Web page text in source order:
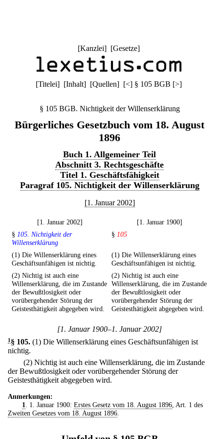
[Kanzlei] [Gesetze]
[Titelei] [Inhalt] [Quellen] [<] § 105 BGB [>]
§ 105 BGB. Nichtigkeit der Willenserklärung
Bürgerliches Gesetzbuch vom 18. August
1896
Buch 1. Allgemeiner Teil
Abschnitt 3. Rechtsgeschäfte
Titel 1. Geschäftsfähigkeit
Paragraf 105. Nichtigkeit der Willenserklärung
[1. Januar 2002]
[1. Januar 2002]
[1. Januar 1900]
§ 105. Nichtigkeit der
Willenserklärung
§ 105
(1) Die Willenserklärung eines
Geschäftsunfähigen ist nichtig.
(1) Die Willenserklärung eines
Geschäftsunfähigen ist nichtig.
(2) Nichtig ist auch eine
Willenserklärung, die im Zustande
der Bewußtlosigkeit oder
vorübergehender Störung der
Geistesthätigkeit abgegeben wird.
(2) Nichtig ist auch eine
Willenserklärung, die im Zustande
der Bewußtlosigkeit oder
vorübergehender Störung der
Geistesthätigkeit abgegeben wird.
[1. Januar 1900–1. Januar 2002]
1§ 105. (1) Die Willenserklärung eines Geschäftsunfähigen ist
nichtig.
(2) Nichtig ist auch eine Willenserklärung, die im Zustande
der Bewußtlosigkeit oder vorübergehender Störung der
Geistesthätigkeit abgegeben wird.
Anmerkungen:
1
. 1. Januar 1900: Erstes Gesetz vom 18. August 1896, Art. 1 des
Zweiten Gesetzes vom 18. August 1896